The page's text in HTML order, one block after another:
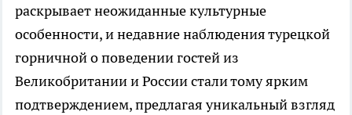
раскрывает неожиданные культурные
особенности, и недавние наблюдения турецкой
горничной о поведении гостей из
Великобритании и России стали тому ярким
подтверждением, предлагая уникальный взгляд